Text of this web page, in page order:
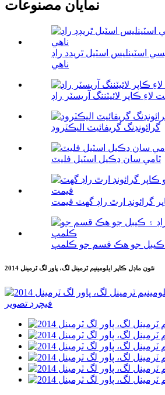
نمايان مصنوعات
اسٽينلیس اسٽيل ٿريڊڊ راڊ
ناهي
ڪاپر لائيٽننگ آريسٽر راڊ
گرائونڊنگ گريفائيٽ اليڪٽروڊ
ٽامي سان ڍڪيل اسٽيل فليٽ
گرائونڊ ارٿ راڊ گهٽ قيمت
۽ ڪيبل جو هڪ قسم جو ڪلمپ
2014 نئون ماڊل ڪاپر ايلومينيم ٽرمينل لگ، پاور لگ ٽرمينل